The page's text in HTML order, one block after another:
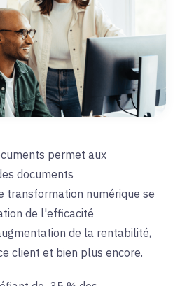
permet aux
documents
transformation numérique se
de l'efficacité
de la rentabilité,
client et bien plus encore.